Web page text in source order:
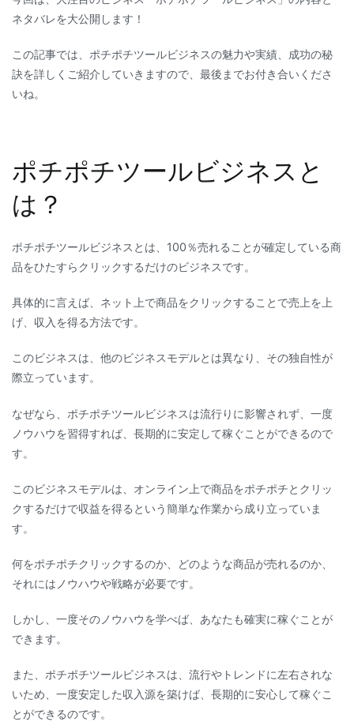
ビ
ジ
ス
ネ
タ
バ
を
大
開
へ
ネタバレを大公開します！
この記事では、ポチポチツールビジネスの魅力や実績、成功の秘
訣を詳しくご紹介していきますので、最後までお付き合いくださ
いね。
ポチポチツールビジネスと
は？
ポチポチツールビジネスとは、100％売れることが確定している商
品をひたすらクリックするだけのビジネスです。
具体的に言えば、ネット上で商品をクリックすることで売上を上
げ、収入を得る方法です。
このビジネスは、他のビジネスモデルとは異なり、その独自性が
際立っています。
なぜなら、ポチポチツールビジネスは流行りに影響されず、一度
ノウハウを習得すれば、長期的に安定して稼ぐことができるので
す。
このビジネスモデルは、オンライン上で商品をポチポチとクリッ
クするだけで収益を得るという簡単な作業から成り立っていま
す。
何をポチポチクリックするのか、どのような商品が売れるのか、
それにはノウハウや戦略が必要です。
しかし、一度そのノウハウを学べば、あなたも確実に稼ぐことが
できます。
また、ポチポチツールビジネスは、流行やトレンドに左右されな
いため、一度安定した収入源を築けば、長期的に安心して稼ぐこ
とができるのです。